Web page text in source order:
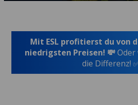
Mit ESL profitierst du von
niedrigsten Preisen! 💸
die Differenz!